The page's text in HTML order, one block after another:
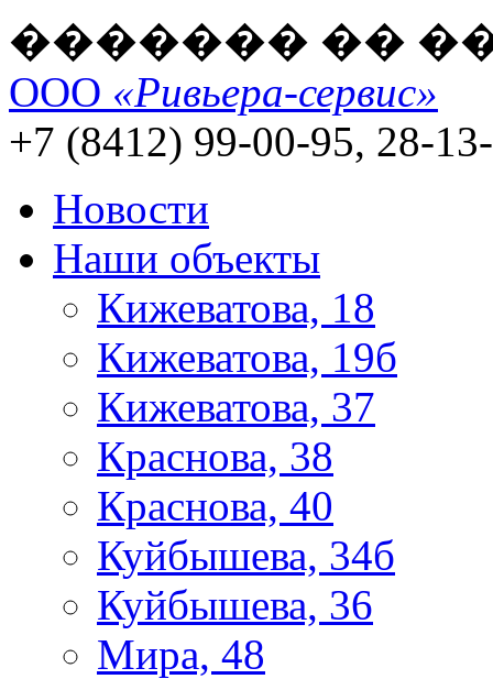
������� ��
ООО «Ривьера-сервис»
+7 (8412) 99-00-95, 28-
Новости
Наши объекты
Кижеватова, 18
Кижеватова, 19б
Кижеватова, 37
Краснова, 38
Краснова, 40
Куйбышева, 34б
Куйбышева, 36
Мира, 48